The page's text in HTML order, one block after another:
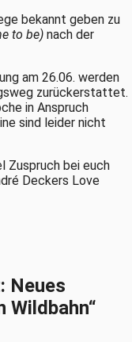
bekannt geben zu
to be) nach der
am 26.06. werden
zurückerstattet.
in Anspruch
sind leider nicht
Zuspruch bei euch
Deckers Love
Neues
Wildbahn“